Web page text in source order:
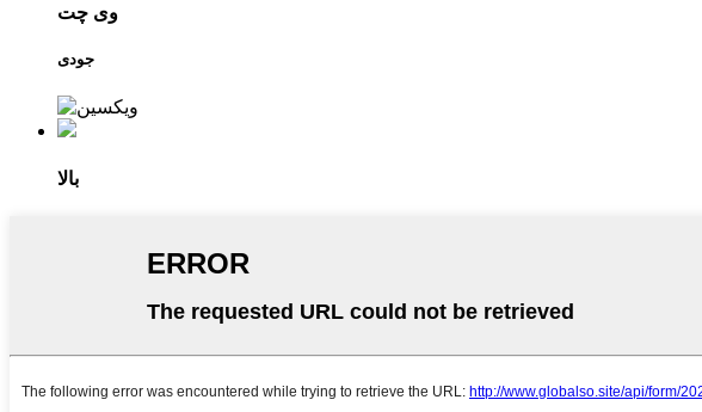
وی چت
جودی
بالا